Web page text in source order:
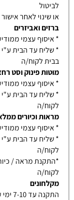
לביטול
או שינוי לאחר
ברזים ואביזרים
* איסוף עצמי ממודיעין-
בבית לקוח/ה
מוטות פינוק וסט
* איסוף עצמי ממודיעין-
לקוח/ה
מראות וכיורים
* איסוף עצמי ממודיעין-
לקוח/ה
לקוח/ה
מקלחונים
התקנה עד 7-10 ימי עבודה בבית לקוח/ה